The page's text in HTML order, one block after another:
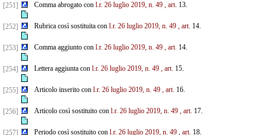
[251] Comma abrogato con l.r. 26 luglio 2019, n. 49 , art. 13.
[252] Rubrica così sostituita con l.r. 26 luglio 2019, n. 49 , art. 14.
[253] Comma aggiunto con l.r. 26 luglio 2019, n. 49 , art. 14.
[254] Lettera aggiunta con l.r. 26 luglio 2019, n. 49 , art. 15.
[255] Articolo inserito con l.r. 26 luglio 2019, n. 49 , art. 16.
[256] Articolo così sostituito con l.r. 26 luglio 2019, n. 49 , art. 17.
[257] Periodo così sostituito con l.r. 26 luglio 2019, n. 49 , art. 18.